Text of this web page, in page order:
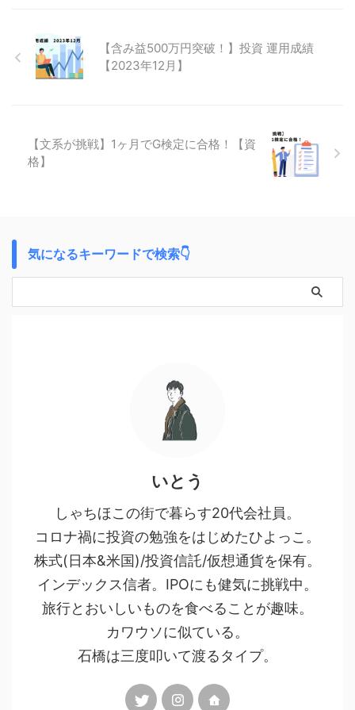
【含み益500万円突破！】投資 運用成績
【2023年12月】
【文系が挑戦】1ヶ月でG検定に合格！【資
格】
気になるキーワードで検索👇
いとう
しゃちほこの街で暮らす20代会社員。
コロナ禍に投資の勉強をはじめたひよっこ。
株式(日本&米国)/投資信託/仮想通貨を保有。
インデックス信者。IPOにも健気に挑戦中。
旅行とおいしいものを食べることが趣味。
カワウソに似ている。
石橋は三度叩いて渡るタイプ。